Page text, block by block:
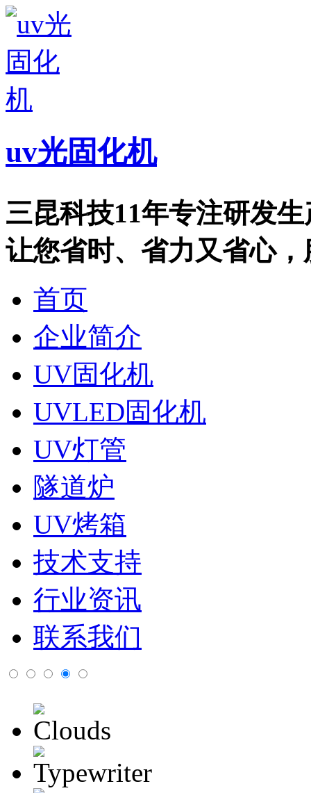
uv光固化机
三昆科技11年专注研发
让您省时、省力又省心，
首页
企业简介
UV固化机
UVLED固化机
UV灯管
隧道炉
UV烤箱
技术支持
行业资讯
联系我们